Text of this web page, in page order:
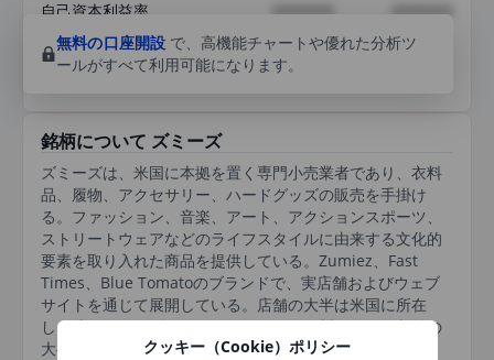
クッキー（Cookie）ポリシー
自己資本利益率
XXXXXXX
XXXXXXX
無料の口座開設 で、高機能チャートや優れた分析ツ
ールがすべて利用可能になります。
銘柄について ズミーズ
ズミーズは、米国に本拠を置く専門小売業者であり、衣料
品、履物、アクセサリー、ハードグッズの販売を手掛け
る。ファッション、音楽、アート、アクションスポーツ、
ストリートウェアなどのライフスタイルに由来する文化的
要素を取り入れた商品を提供している。Zumiez、Fast
Times、Blue Tomatoのブランドで、実店舗およびウェブ
サイトを通じて展開している。店舗の大半は米国に所在
し、残りはカナダ、オーストラリア、欧州にある。収益の
大半は米国市場から得ている。